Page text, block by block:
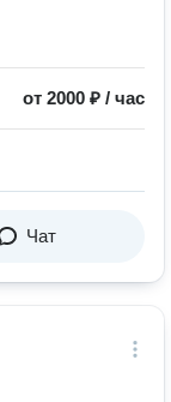
от 2000 ₽ / час
Чат